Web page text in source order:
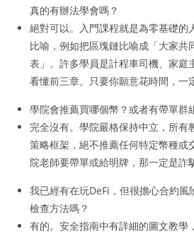
真的有辦法學會嗎？
絕對可以。入門課程就是為零基礎的
比喻，例如把區塊鏈比喻成「大家共
表」。許多學員是計程車司機、家庭
看懂前三章。只要你願意花時間，一
學院會推薦買哪個幣？或者有帶單群
完全沒有。學院嚴格保持中立，所有
策略框架，絕不推薦任何特定幣種或
院老師要帶單或給明牌，那一定是詐
我已經有在玩DeFi，但很擔心合約風
檢查方法嗎？
有的。安全指南中有詳細的圖文教